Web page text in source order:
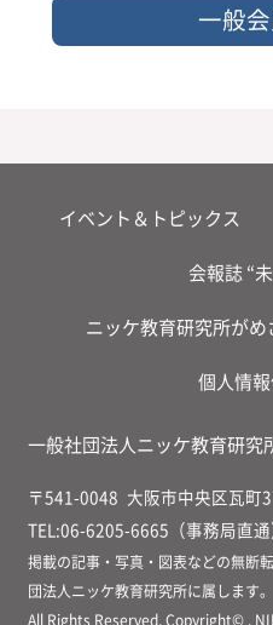
一般
イベント＆トピックス
会報誌 “
ニッケ教育研究所がめ
個人情
一般社団法人ニッケ教育研究
〒541-0048
大阪市中央区瓦町
TEL:06-6205-6665（事務局直通
掲載の記事・写真・図表などの無断
団法人ニッケ教育研究所に属します。
All Rights Reserved, Copyright© ,